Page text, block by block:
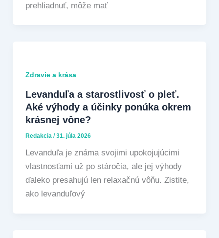
prehliadnuť, môže mať
Zdravie a krása
Levanduľa a starostlivosť o pleť.
Aké výhody a účinky ponúka okrem
krásnej vône?
Redakcia /31. júla 2026
Levanduľa je známa svojimi upokojujúcimi
vlastnosťami už po stáročia, ale jej výhody
ďaleko presahujú len relaxačnú vôňu. Zistite,
ako levanduľový